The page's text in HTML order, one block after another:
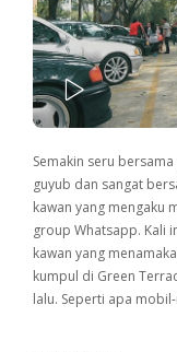
PLAY
Semakin seru
guyub dan sangat
kawan yang mengaku
group Whatsapp. Kali
kawan yang
kumpul di Green
lalu. Seperti apa